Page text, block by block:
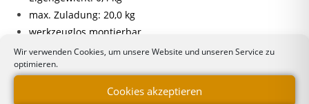
Wir verwenden Cookies, um unsere Website und unseren Service zu
optimieren.
Cookies akzeptieren
max. Zuladung: 20,0 kg
werkzeuglos montierbar